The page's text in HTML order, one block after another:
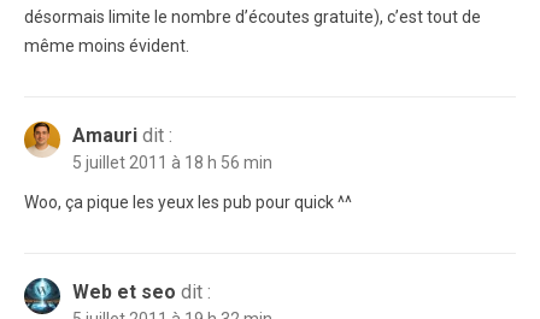
désormais limite le nombre d’écoutes gratuite), c’est tout de
même moins évident.
Amauri dit :
5 juillet 2011 à 18 h 56 min
Woo, ça pique les yeux les pub pour quick ^^
Web et seo dit :